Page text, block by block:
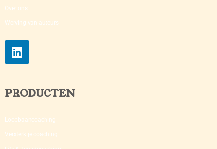
Over ons
Werving van auteurs
PRODUCTEN
Loopbaancoaching
Versterk je coaching​